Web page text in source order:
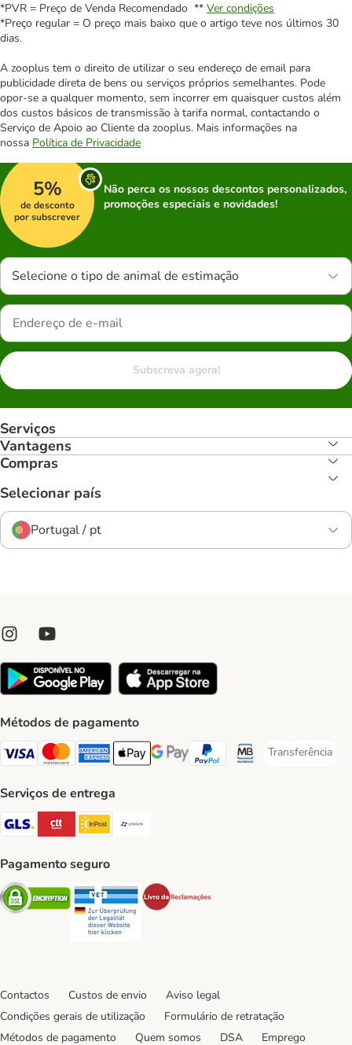
*PVR = Preço de Venda Recomendado ** Ver condições
*Preço regular = O preço mais baixo que o artigo teve nos últimos 30
dias.
A zooplus tem o direito de utilizar o seu endereço de email para
publicidade direta de bens ou serviços próprios semelhantes. Pode
opor-se a qualquer momento, sem incorrer em quaisquer custos além
dos custos básicos de transmissão à tarifa normal, contactando o
Serviço de Apoio ao Cliente da zooplus. Mais informações na
nossa Política de Privacidade
5%
de desconto
por subscrever
Não perca os nossos descontos personalizados,
promoções especiais e novidades!
Selecione o tipo de animal de estimação
Subscreva agora!
Serviços
Vantagens
Compras
Selecionar país
Portugal / pt
Métodos de pagamento
Visa Payment Method
Mastercard Payment Method
American Express Payment Method
Apple Pay Payment Method
Google Pay Payment Method
PayPal Payment Method
Multibanco Payment
Transferência
Transferência
Serviços de entrega
GLS Shipping Method
CTTExpress Shipping Method
InPost Shipping Method
Pagamento seguro
Security Security
Contactos Custos de envio
Aviso legal
Condições gerais de utilização
Formulário de retratação
Métodos de pagamento
Quem somos DSA Emprego